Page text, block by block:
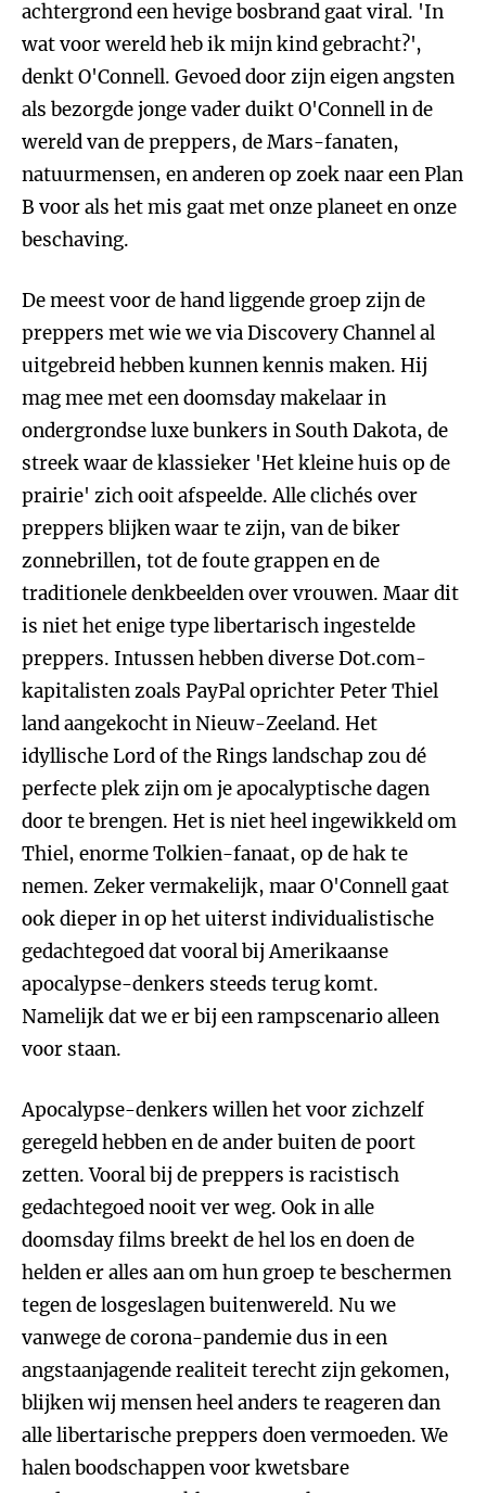
achtergrond een hevige bosbrand gaat viral. 'In
wat voor wereld heb ik mijn kind gebracht?',
denkt O'Connell. Gevoed door zijn eigen angsten
als bezorgde jonge vader duikt O'Connell in de
wereld van de preppers, de Mars-fanaten,
natuurmensen, en anderen op zoek naar een Plan
B voor als het mis gaat met onze planeet en onze
beschaving.
De meest voor de hand liggende groep zijn de
preppers met wie we via Discovery Channel al
uitgebreid hebben kunnen kennis maken. Hij
mag mee met een doomsday makelaar in
ondergrondse luxe bunkers in South Dakota, de
streek waar de klassieker 'Het kleine huis op de
prairie' zich ooit afspeelde. Alle clichés over
preppers blijken waar te zijn, van de biker
zonnebrillen, tot de foute grappen en de
traditionele denkbeelden over vrouwen. Maar dit
is niet het enige type libertarisch ingestelde
preppers. Intussen hebben diverse Dot.com-
kapitalisten zoals PayPal oprichter Peter Thiel
land aangekocht in Nieuw-Zeeland. Het
idyllische Lord of the Rings landschap zou dé
perfecte plek zijn om je apocalyptische dagen
door te brengen. Het is niet heel ingewikkeld om
Thiel, enorme Tolkien-fanaat, op de hak te
nemen. Zeker vermakelijk, maar O'Connell gaat
ook dieper in op het uiterst individualistische
gedachtegoed dat vooral bij Amerikaanse
apocalypse-denkers steeds terug komt.
Namelijk dat we er bij een rampscenario alleen
voor staan.
Apocalypse-denkers willen het voor zichzelf
geregeld hebben en de ander buiten de poort
zetten. Vooral bij de preppers is racistisch
gedachtegoed nooit ver weg. Ook in alle
doomsday films breekt de hel los en doen de
helden er alles aan om hun groep te beschermen
tegen de losgeslagen buitenwereld. Nu we
vanwege de corona-pandemie dus in een
angstaanjagende realiteit terecht zijn gekomen,
blijken wij mensen heel anders te reageren dan
alle libertarische preppers doen vermoeden. We
halen boodschappen voor kwetsbare